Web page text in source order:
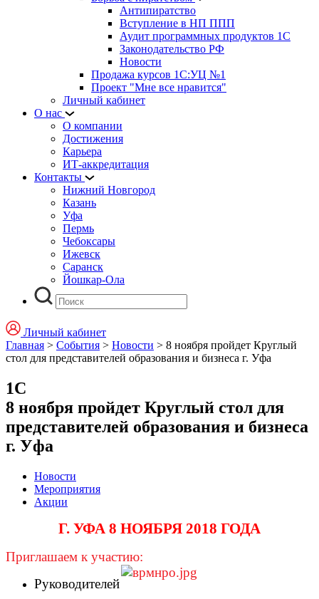
Антипиратство
Вступление в НП ППП
Аудит программных продуктов 1С
Законодательство РФ
Новости
Продажа курсов 1С:УЦ №1
Проект "Мне все нравится"
Личный кабинет
О нас
О компании
Достижения
Карьера
ИТ-аккредитация
Контакты
Нижний Новгород
Казань
Уфа
Пермь
Чебоксары
Ижевск
Саранск
Йошкар-Ола
Личный кабинет
Главная > События > Новости > 8 ноября пройдет Круглый
стол для представителей образования и бизнеса г. Уфа
1С
8 ноября пройдет Круглый стол для
представителей образования и бизнеса
г. Уфа
Новости
Мероприятия
Акции
Г. УФА 8 НОЯБРЯ 2018 ГОДА
Приглашаем к участию:
Руководителей